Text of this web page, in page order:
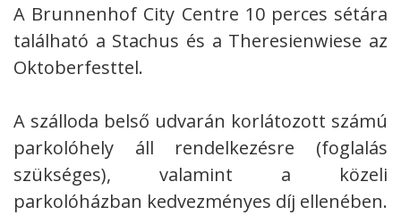
A Brunnenhof City Centre 10 perces sétára
található a Stachus és a Theresienwiese az
Oktoberfesttel.
A szálloda belső udvarán korlátozott számú
parkolóhely áll rendelkezésre (foglalás
szükséges), valamint a közeli
parkolóházban kedvezményes díj ellenében.